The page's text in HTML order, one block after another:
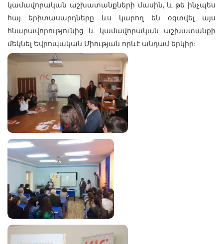
կամավորական աշխատանքների մասին, և թե ինչպես
հայ երիտասարդները ևս կարող են օգտվել այս
հնարավորությունից և կամավորական աշխատանքի
մեկնել Եվրոպական Միության որևէ անդամ երկիր։